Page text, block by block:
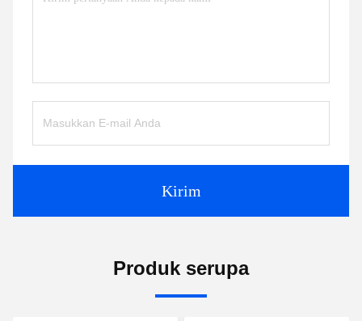
Kirim
Produk serupa